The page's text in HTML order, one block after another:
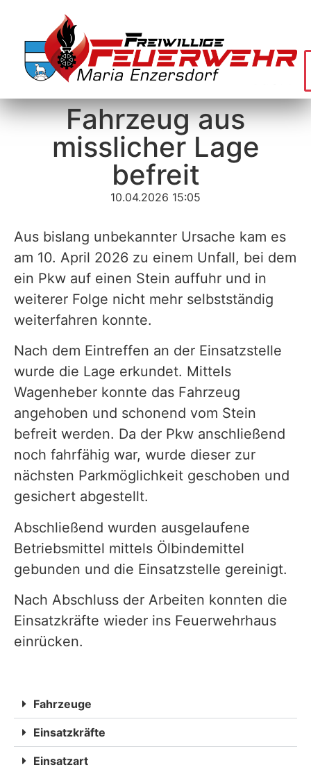
Fahrzeug aus
misslicher Lage
befreit
10.04.2026 15:05
Aus bislang unbekannter Ursache kam es
am 10. April 2026 zu einem Unfall, bei dem
ein Pkw auf einen Stein auffuhr und in
weiterer Folge nicht mehr selbstständig
weiterfahren konnte.
Nach dem Eintreffen an der Einsatzstelle
wurde die Lage erkundet. Mittels
Wagenheber konnte das Fahrzeug
angehoben und schonend vom Stein
befreit werden. Da der Pkw anschließend
noch fahrfähig war, wurde dieser zur
nächsten Parkmöglichkeit geschoben und
gesichert abgestellt.
Abschließend wurden ausgelaufene
Betriebsmittel mittels Ölbindemittel
gebunden und die Einsatzstelle gereinigt.
Nach Abschluss der Arbeiten konnten die
Einsatzkräfte wieder ins Feuerwehrhaus
einrücken.
Fahrzeuge
Einsatzkräfte
Einsatzart